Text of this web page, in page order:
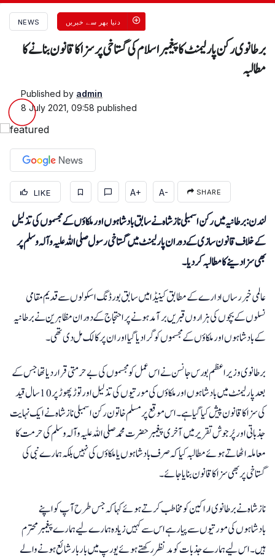
NEWS دنیا بھر سے خبریں
برطانوی رکن پارلیمنٹ کا پیغمبر اسلام کی گستاخی پر سزا کا قانون بنانے کا
مطالبہ
Published by admin
8 July 2021, 09:58 published
LIKE A+ A- SHARE
لندن: برطانیہ میں رکن اسمبلی ناز شاہ نے سابق بادشاہوں اور ملکاؤں کے مجسموں کی تذلیل
کے خلاف قانون سازی کے دوران پارلیمنٹ میں گستاخی رسول صلی اللہ علیہ وآلہ وسلم پر
بھی سزا دینے کا مطالبہ کردیا۔
عالمی خبر رساں ادارے کے مطابق کینیڈا میں سابق بورڈنگ اسکولوں سے قدیم مقامی
نسلوں کے بچوں کی ہزاروں قبریں برآمد ہونے پر احتجاج کے دوران مظاہرین نے برطانیہ
کے بادشاہوں اور ملکاؤں کے مجسموں کو گرا دیا گیا اور ان پر کالک مل دی تھی۔
برطانوی وزیر اعظم بورس جانسن نے اس عمل کو مجسموں کی بے حرمتی قرار دیا تھا جس کے
بعد پارلیمنٹ میں بادشاہوں اور ملکاؤں کی مورتیوں کی تذلیل اور توڑ پھوڑ پر 10 سال قید
کی سزا کا قانون پیش کیا گیا ہے۔ اس موقع پر مسلم خاتون رکن اسمبلی ناز شاہ نے ایک نہایت
جذباتی اور پُرجوش تقریر میں آخری پیغمبر حضرت محمد صلی اللہ علیہ وآلہ وسلم کی حرمت کا
معاملہ اٹھاتے ہوئے مطالبہ کیا کہ صرف بادشاہوں یا ملکاؤں کی نہیں بلکہ ہمارے نبی کی
گستاخی پر بھی سزا کا قانون بنایا جائے۔
ناز شاہ نے برطانوی اراکین کو مخاطب کرتے ہوئے کہا کہ جس طرح آپ کو اپنے
بادشاہوں کی مورتیوں سے پیار ہے اس سے کہیں زیادہ ہمارے لیے ہمارے پیغمبر محترم
ہیں۔ اس لیے ہمارے جذبات کو مدنظر رکھتے ہوئے یورپ میں بار بار شائع ہونے والے